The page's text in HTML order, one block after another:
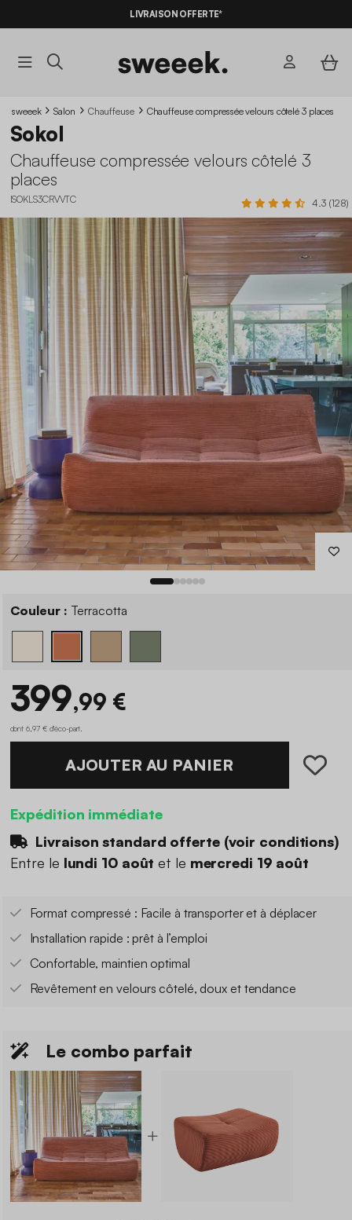
BONS PLANS* AVEC LECODE SUMMER10
LIVRAISON OFFERTE*
sweeek Salon Chauffeuse Chauffeuse compressée velours côtelé 3 places
Sokol
Chauffeuse compressée velours côtelé 3
places
ISOKLS3CRVVTC 4.3 (128)
Couleur : Terracotta
399,99 €
dont 6,97 € d'éco-part
AJOUTER AU PANIER
Expédition immédiate
Livraison standard offerte (voir conditions)
Entre le lundi 10 août et le mercredi 19 août
Format compressé : Facile à transporter et à déplacer
Installation rapide : prêt à l’emploi
Confortable, maintien optimal
Revêtement en velours côtelé, doux et tendance
Le combo parfait